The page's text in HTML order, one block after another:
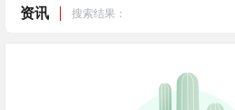
资讯 搜索结果：